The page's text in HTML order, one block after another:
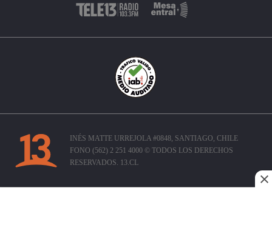
INÉS MATTE URREJOLA #0848, SANTIAGO, CHILE
FONO (562) 2 251 4000 © TODOS LOS DERECHOS
RESERVADOS. 13.CL